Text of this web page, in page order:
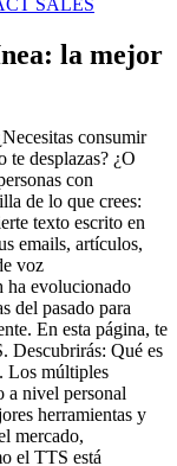
SALES
la mejor
consumir
te desplazas? ¿O
con
de lo que crees:
texto escrito en
emails, artículos,
voz
ha evolucionado
del pasado para
En esta página, te
Descubrirás: Qué es
Los múltiples
a nivel personal
herramientas y
mercado,
el TTS está